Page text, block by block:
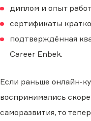
диплом и опыт
сертификаты
подтверждённая
Career Enbek.
Если раньше онлайн-
воспринимались
саморазвития, то